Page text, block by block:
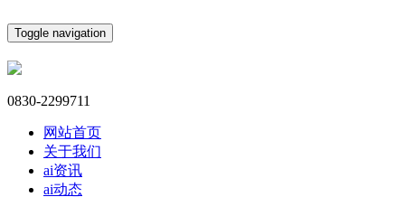
Toggle navigation
0830-2299711
网站首页
关于我们
ai资讯
ai动态